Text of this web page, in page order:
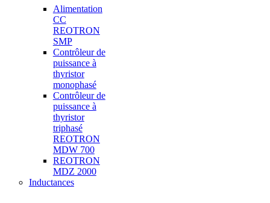
Alimentation
CC
REOTRON
SMP
Contrôleur de
puissance à
thyristor
monophasé
Contrôleur de
puissance à
thyristor
triphasé
REOTRON
MDW 700
REOTRON
MDZ 2000
Inductances